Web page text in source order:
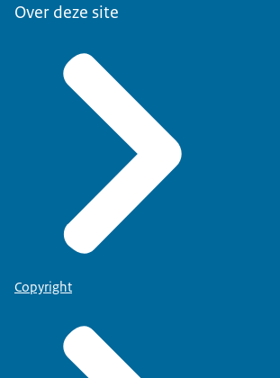
Over deze site
Copyright